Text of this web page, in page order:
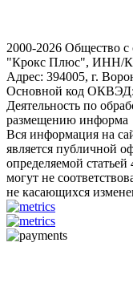
2000-2026 Общество с
"Крокс Плюс", ИНН/
Адрес: 394005, г.
Основной код ОКВЭД:
Деятельность по
размещению информа
Вся информация на
является публичной
определяемой
могут не
не касающихся